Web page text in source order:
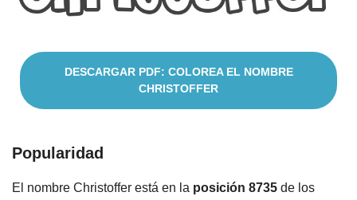
DESCARGAR PDF: COLOREA EL NOMBRE
CHRISTOFFER
Popularidad
El nombre Christoffer está en la posición 8735 de los